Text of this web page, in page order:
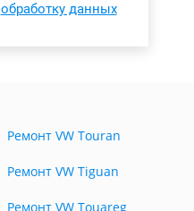
обработку данных
Ремонт VW Touran
Ремонт VW Tiguan
Ремонт VW Touareg